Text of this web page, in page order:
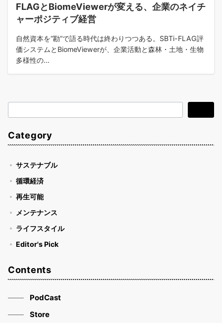
FLAGとBiomeViewerが変える、企業のネイチ
ャーポジティブ経営
自然資本を“勘”で語る時代は終わりつつある。SBTi-FLAG評
価システムとBiomeViewerが、企業活動と森林・土地・生物
多様性の…
索
Category
サステナブル
循環経済
再生可能
メンテナンス
ライフスタイル
Editor's Pick
Contents
PodCast
Store